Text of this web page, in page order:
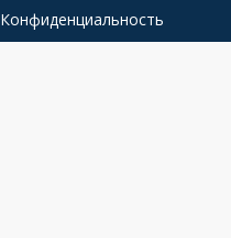
Конфиденциальность